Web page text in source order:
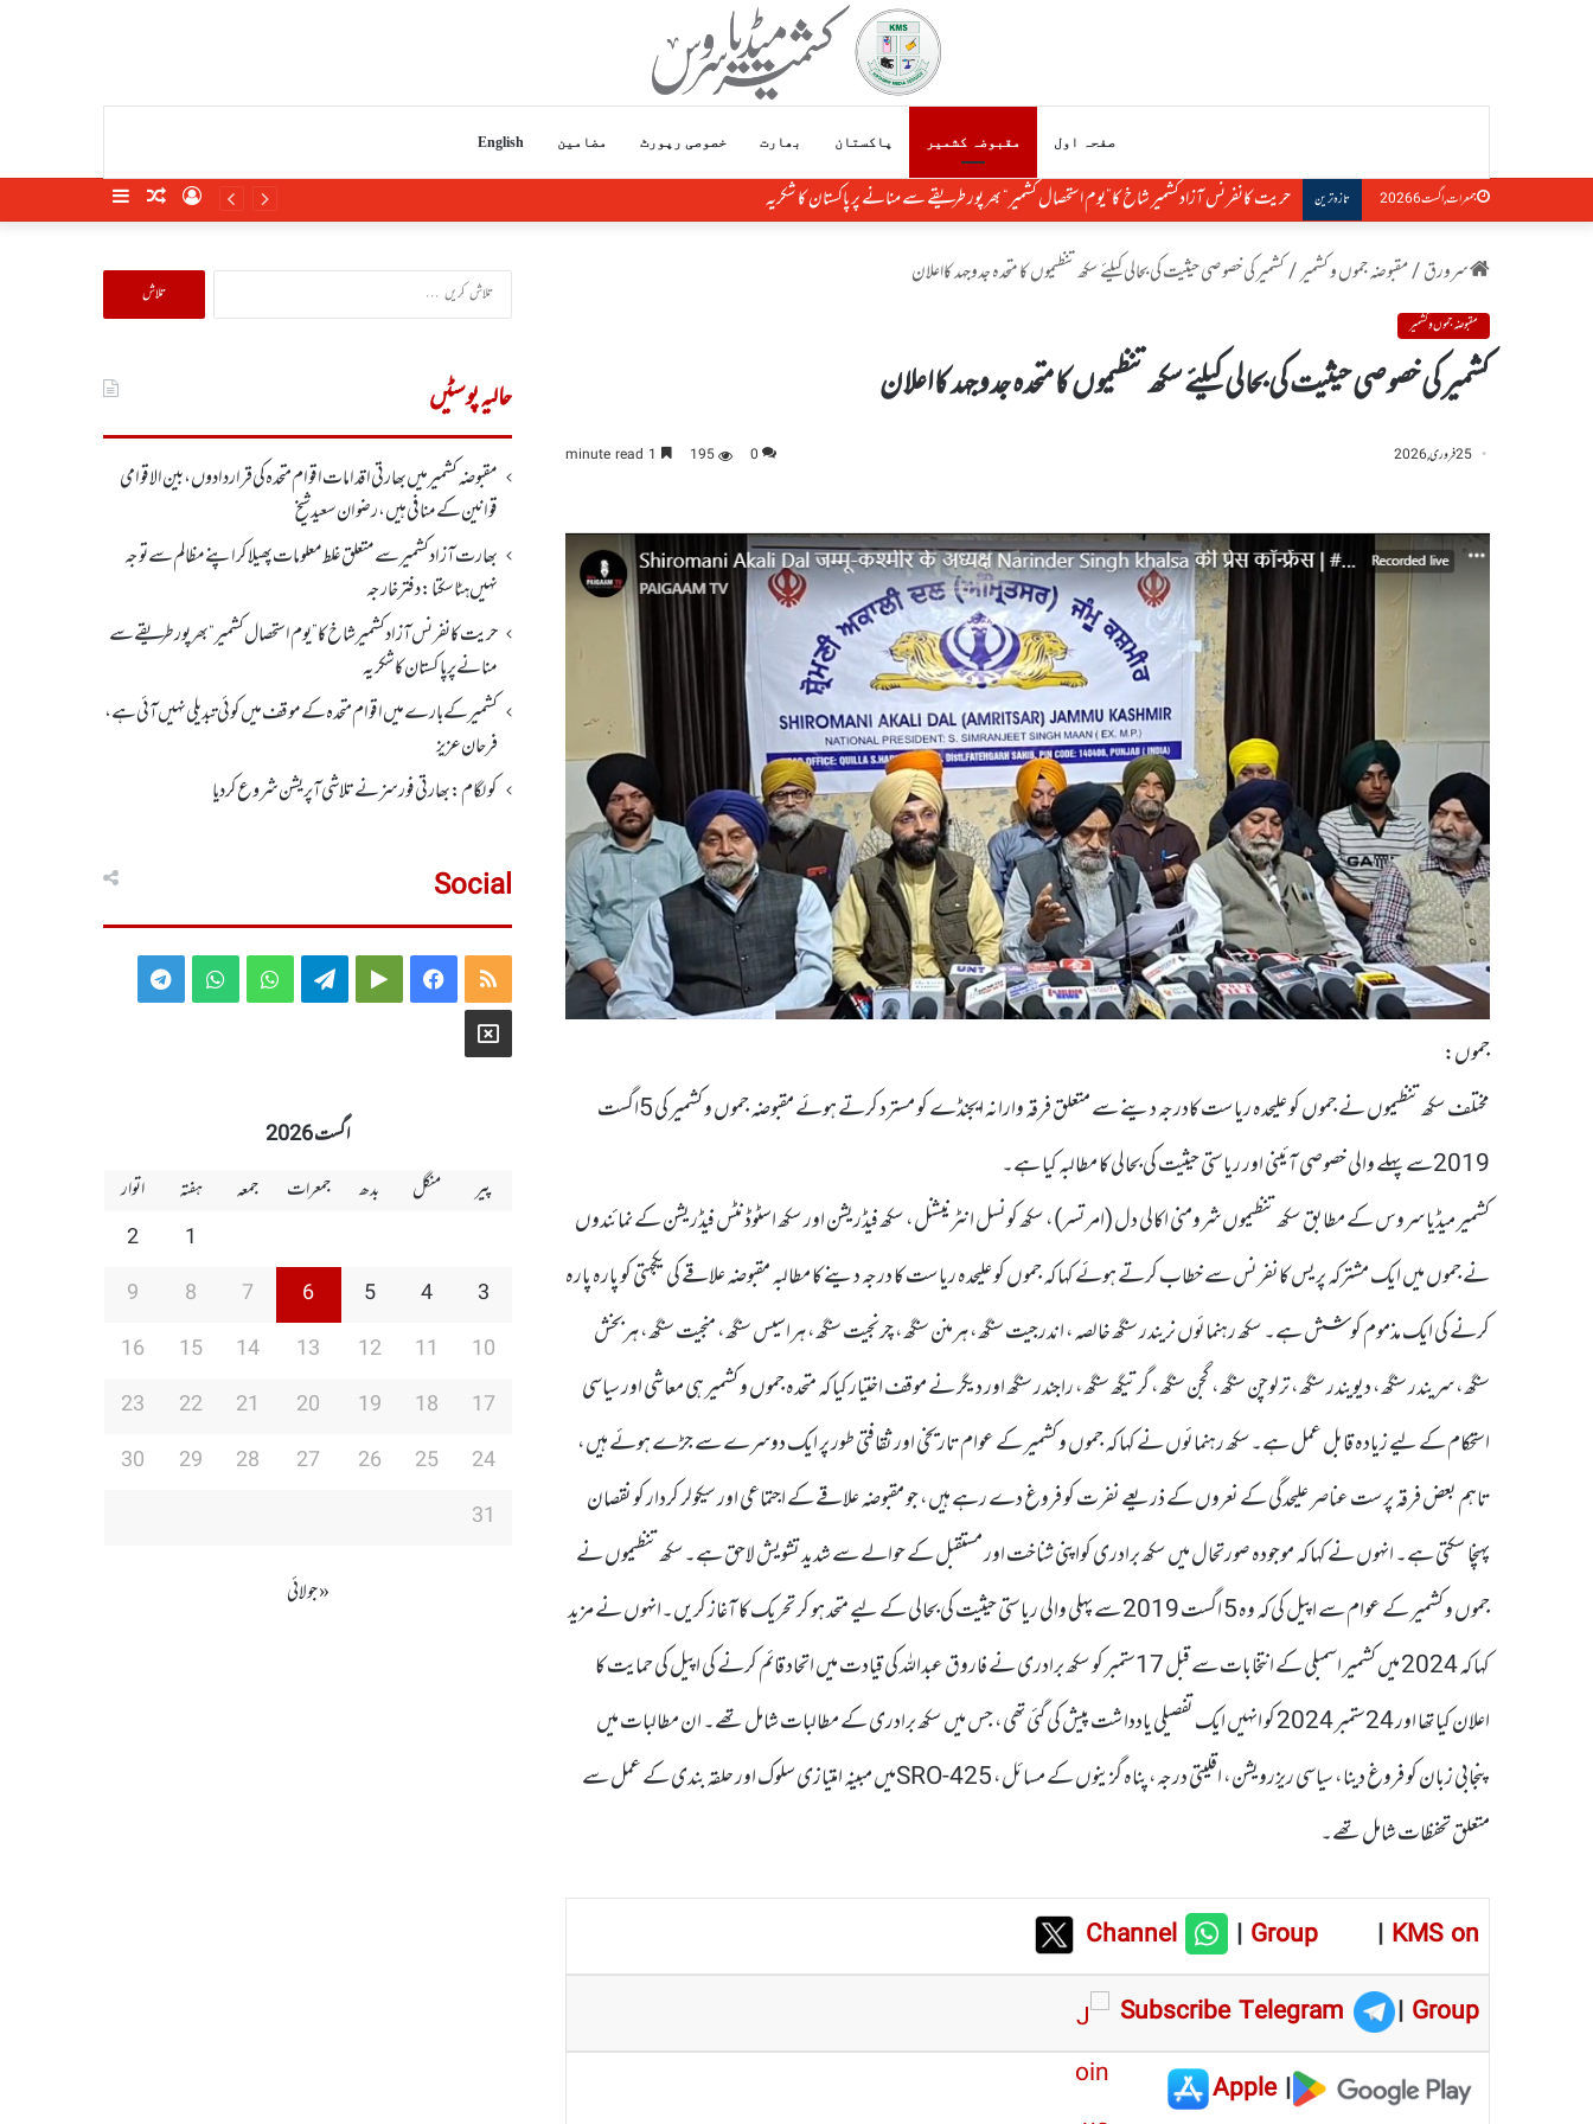
صفحہ اول مقبوضہ کشمیر پاکستان بھارت خصوصی رپورٹ مضامین English
جمعرات, اگست 6 2026 تازہ ترین حریت کانفرنس آزادکشمیر شاخ کا”یوم استحصال کشمیر“ بھر پور طریقے سے منانے پر پاکستان کا شکریہ SidebarRandomLog
سرورق/مقبوضہ جموں و کشمیر/کشمیر کی خصوصی حیثیت کی بحالی کیلئے سکھ تنظیموں کا متحدہ جدوجہد کااعلان
مقبوضہ جموں و کشمیر
کشمیر کی خصوصی حیثیت کی بحالی کیلئے سکھ تنظیموں کا متحدہ جدوجہد کااعلان
25 فروری, 2026 0
195
جموں:
مختلف سکھ تنظیموں نے جموں کو علیحدہ ریاست کادرجہ دینے سے متعلق فرقہ وارانہ ایجنڈے کو مسترد کرتے ہوئے مقبوضہ جموں و کشمیر کی 5اگست
2019سے پہلے والی خصوصی آئینی اور ریاستی حیثیت کی بحالی کا مطالبہ کیا ہے۔
کشمیر میڈیا سروس کے مطابق سکھ تنظیموں شرومنی اکالی دل (امرتسر)، سکھ کونسل انٹرنیشنل، سکھ فیڈریشن اور سکھ اسٹوڈنٹس فیڈریشن کے نمائندوں
نے جموں میں ایک مشترکہ پریس کانفرنس سے خطاب کرتے ہوئے کہا کہ جموں کو علیحدہ ریاست کا درجہ دینے کا مطالبہ مقبوضہ علاقے کی یکجہتی کو پارہ پارہ
کرنے کی ایک مذموم کوشش ہے۔ سکھ رہنمائوں نریندر سنگھ خالصہ، اندرجیت سنگھ، ہرمنن سنگھ، چرنجیت سنگھ، ہراسیس سنگھ، منجیت سنگھ، ہربخش
سنگھ، سریندر سنگھ، دیویندر سنگھ، ترلوچن سنگھ، گجن سنگھ، گرتیگھ سنگھ، راجندر سنگھ اور دیگر نے موقف اختیار کیا کہ متحدہ جموں و کشمیر ہی معاشی اور سیاسی
استحکام کے لیے زیادہ قابل عمل ہے۔سکھ رہنمائوں نے کہا کہ جموں و کشمیر کے عوام تاریخی اور ثقافتی طور پر ایک دوسرے سے جڑے ہوئے ہیں،
تاہم بعض فرقہ پرست عناصر علیحدگی کے نعروں کے ذریعے نفرت کو فروغ دے رہے ہیں، جو مقبوضہ علاقے کے اجتماعی اور سیکولر کردار کو نقصان
پہنچا سکتی ہے۔ انہوں نے کہا کہ موجودہ صورتحال میں سکھ برادری کواپنی شناخت اور مستقبل کے حوالے سے شدید تشویش لاحق ہے۔سکھ تنظیموں نے
جموں و کشمیر کے عوام سے اپیل کی کہ وہ 5 اگست 2019 سے پہلی والی ریاستی حیثیت کی بحالی کے لیے متحد ہو کر تحریک کا آغاز کریں۔انہوں نے مزید
کہا کہ 2024 میں کشمیر اسمبلی کے انتخابات سے قبل 17ستمبر کو سکھ برادری نے فاروق عبداللہ کی قیادت میں اتحاد قائم کرنے کی اپیل کی حمایت کا
اعلان کیا تھا اور 24ستمبر 2024 کو انہیں ایک تفصیلی یادداشت پیش کی گئی تھی، جس میں سکھ برادری کے مطالبات شامل تھے۔ ان مطالبات میں
پنجابی زبان کو فروغ دینا، سیاسی ریزرویشن، اقلیتی درجہ، پناہ گزینوں کے مسائل، SRO-425میں مبینہ امتیازی سلوک اور حلقہ بندی کے عمل سے
متعلق تحفظات شامل تھے۔
Channel |Group | KMS on
Subscribe Telegram
| Group
|
Apple
تلاش
کریں
حالیہ پوسٹیں
مقبوضہ کشمیر میں بھارتی اقدامات اقوام متحدہ کی قراردادوں، بین الاقوامی
قوانین کے منافی ہیں،رضوان سعید شیخ
بھارت آزاد کشمیر سے متعلق غلط معلومات پھیلا کر اپنے مظالم سے توجہ
نہیں ہٹا سکتا: دفتر خارجہ
حریت کانفرنس آزادکشمیر شاخ کا”یوم استحصال کشمیر“ بھر پور طریقے سے
منانے پر پاکستان کا شکریہ
کشمیر کے بارے میں اقوام متحدہ کے موقف میں کوئی تبدیلی نہیں آئی ہے،
فرحان عزیز
کولگام: بھارتی فورسز نے تلاشی آپریشن شروع کر دیا
Social
RSS
Facebook
Google
Telegram
WhatsApp
WhatsApp
Telegram
X
اگست 2026
پیر
منگل بدھ جمعرات جمعہ ہفتہ
اتوار
1
2
3
4
5
6
7
8
9
10
11
12
13
14
15
16
17
18
19
20
21
22
23
24
25
26
27
28
29
30
31
« جولائی